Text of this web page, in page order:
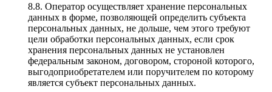
Оператор осуществляет хранение персональных
данных в форме, позволяющей определить субъекта
персональных данных, не дольше, чем этого требуют
цели обработки персональных данных, если срок
хранения персональных данных не установлен
федеральным законом, договором, стороной которого,
выгодоприобретателем или поручителем по которому
является субъект персональных данных.